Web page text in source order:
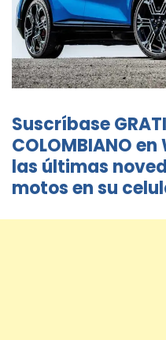
Suscríbase
COLOMBIANO
las últimas
motos en su